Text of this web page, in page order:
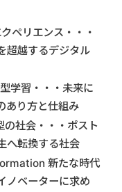
ペリエンス・・・
超越するデジタル
学習・・・未来に
あり方と仕組み
社会・・・ポスト
へ転換する社会
新たな時代
ノベーターに求め